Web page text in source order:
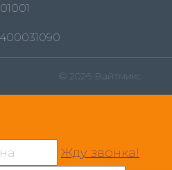
© 2026 Вайтмикс
Жду звонка!